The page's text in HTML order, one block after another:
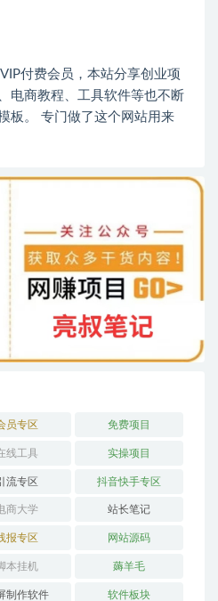
付费会员，本站分享创业项
电商教程、工具软件等也不断
板。 专门做了这个网站用来
员专区 免费项目
线工具 实操项目
流专区 抖音快手专区
商大学 站长笔记
报专区 网站源码
本挂机 薅羊毛
制作软件 软件板块